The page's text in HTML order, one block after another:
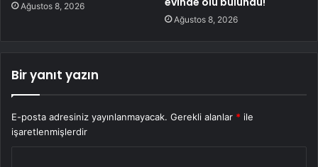
Ağustos 8, 2026
Ağustos 8, 2026
Bir yanıt yazın
E-posta adresiniz yayınlanmayacak. Gerekli alanlar * ile
işaretlenmişlerdir